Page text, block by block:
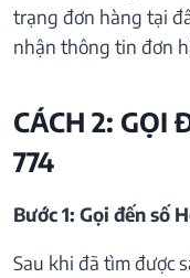
trạng đơn hàng tại
nhận thông tin đơn
CÁCH 2: GỌI
774
Bước 1: Gọi đến số
Sau khi đã tìm được